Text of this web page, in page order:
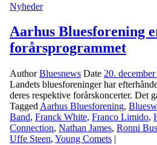
Nyheder
Aarhus Bluesforening
forårsprogrammet
AuthorBluesnews Date 20.
Landets bluesforeninger har
deres respektive forårskoncerter. Det
Tagged Aarhus Bluesforening,
Band, Franck White, Franco Limido,
Connection, Nathan James, Ronni
Uffe Steen, Young Comets |